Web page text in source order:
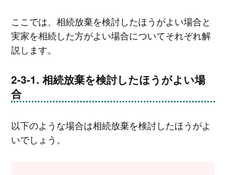
ここでは、相続放棄を検討したほうがよい場合と
実家を相続した方がよい場合についてそれぞれ解
説します。
相続放棄を検討したほうがよい場
合
以下のような場合は相続放棄を検討したほうがよ
いでしょう。